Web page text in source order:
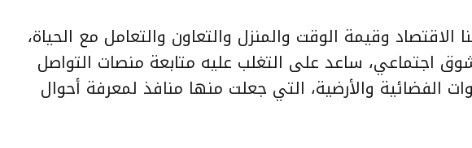
الاقتصاد وقيمة الوقت والمنزل والتعاون والتعامل مع الحياة،
اجتماعي، ساعد على التغلب عليه متابعة منصات التواصل
الفضائية والأرضية، التي جعلت منها منافذ لمعرفة أحوال